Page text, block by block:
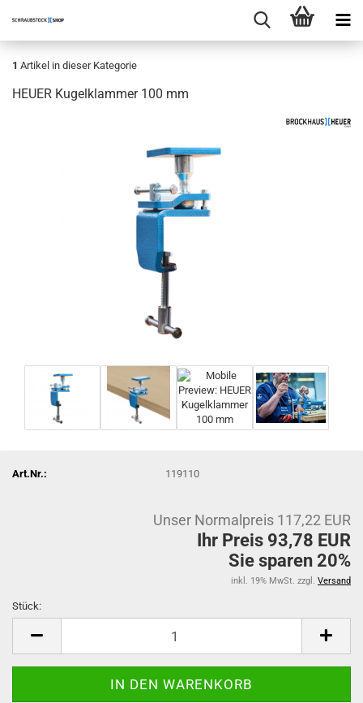
1 Artikel in dieser Kategorie
HEUER Kugelklammer 100 mm
Art.Nr.: 119110
Unser Normalpreis 117,22 EUR
Ihr Preis 93,78 EUR
Sie sparen 20%
inkl. 19% MwSt. zzgl. Versand
Stück: